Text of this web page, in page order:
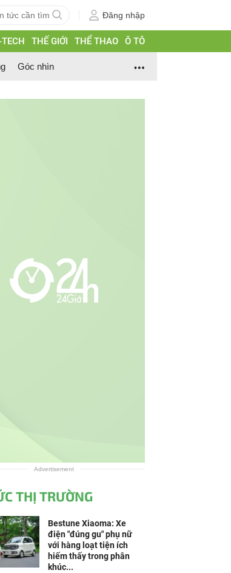
Đăng nhập
THẾ GIỚI THỂ THAO Ô TÔ
Góc nhìn
Advertisement
THỊ TRƯỜNG
Bestune Xiaoma: Xe
điện "đúng gu" phụ nữ
với hàng loạt tiện ích
hiếm thấy trong phân
khúc...